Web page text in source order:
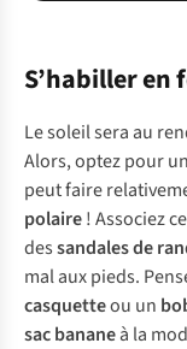
S’habiller en
Le soleil sera au
Alors, optez pour un
peut faire
polaire! Associez
dessandales de
mal aux pieds.
casquetteou un
sac bananeà la